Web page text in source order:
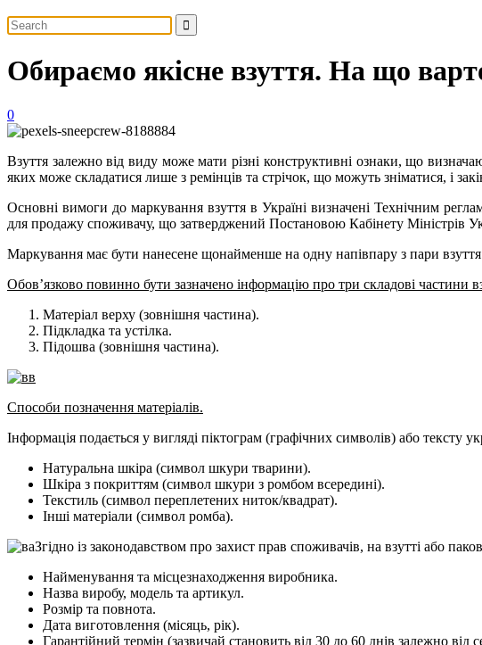
Обираємо якісне взуття. На що
0
Взуття залежно від виду може мати різні конструктивні ознаки, що
яких може складатися лише з ремінців та стрічок, що можуть зніматися, і
Основні вимоги до маркування взуття в Україні визначені Технічним
для продажу споживачу, що затверджений Постановою Кабінету Міністрів
Маркування має бути нанесене щонайменше на одну напівпару з пари
Обов’язково повинно бути зазначено інформацію про три складові частини
Матеріал верху (зовнішня частина).
Підкладка та устілка.
Підошва (зовнішня частина).
Способи позначення матеріалів.
Інформація подається у вигляді піктограм (графічних символів) або тексту
Натуральна шкіра (символ шкури тварини).
Шкіра з покриттям (символ шкури з ромбом всередині).
Текстиль (символ переплетених ниток/квадрат).
Інші матеріали (символ ромба).
Згідно із законодавством про захист прав споживачів, на взутті або
Найменування та місцезнаходження виробника.
Назва виробу, модель та артикул.
Розмір та повнота.
Дата виготовлення (місяць, рік).
Гарантійний термін (зазвичай становить від 30 до 60 днів залежно від